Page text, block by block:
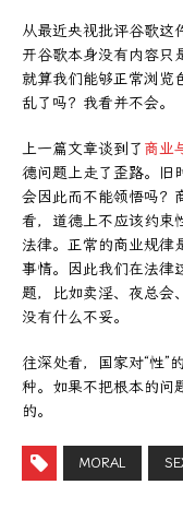
从最近央视批评谷歌这
开谷歌本身没有内容只
就算我们能够正常浏览
乱了吗？我看并不会。
上一篇文章谈到了 商业
德问题上走了歪路。旧
会因此而不能领悟吗？
看，道德上不应该约束
法律。正常的商业规律
事情。因此我们在法律
题，比如卖淫、夜总会
没有什么不妥。
往深处看，国家对“性”
种。如果不把根本的问
的。
MORAL